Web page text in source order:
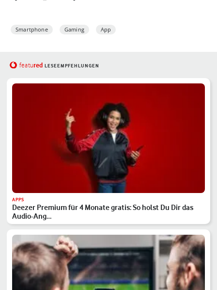
Smartphone Gaming App
featured LESEEMPFEHLUNGEN
APPS
Deezer Premium für 4 Monate gratis: So holst Du Dir das
Audio-Ang…